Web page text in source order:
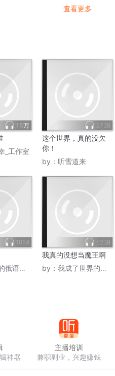
查看更多
1.5万
_工作室
2738
这个世界，真的没欠
你！
by： 听雪道来
1064
语世界
5239
我真的没想当魔王啊
by： 我成了世界的漏洞
神器
主播培训
兼职副业，兴趣赚钱